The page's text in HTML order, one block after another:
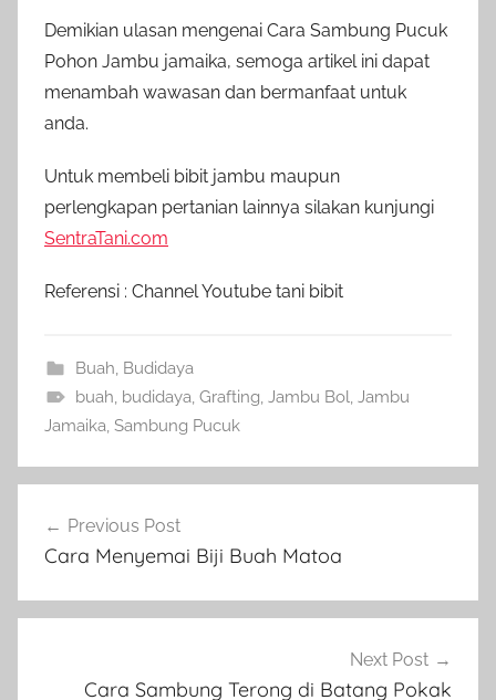
Demikian ulasan mengenai Cara Sambung Pucuk
Pohon Jambu jamaika, semoga artikel ini dapat
menambah wawasan dan bermanfaat untuk
anda.
Untuk membeli bibit jambu maupun
perlengkapan pertanian lainnya silakan kunjungi
SentraTani.com
Referensi : Channel Youtube tani bibit
Buah, Budidaya
buah, budidaya, Grafting, Jambu Bol, Jambu
Jamaika, Sambung Pucuk
pos
Previous Post
Cara Menyemai Biji Buah Matoa
Next Post
Cara Sambung Terong di Batang Pokak